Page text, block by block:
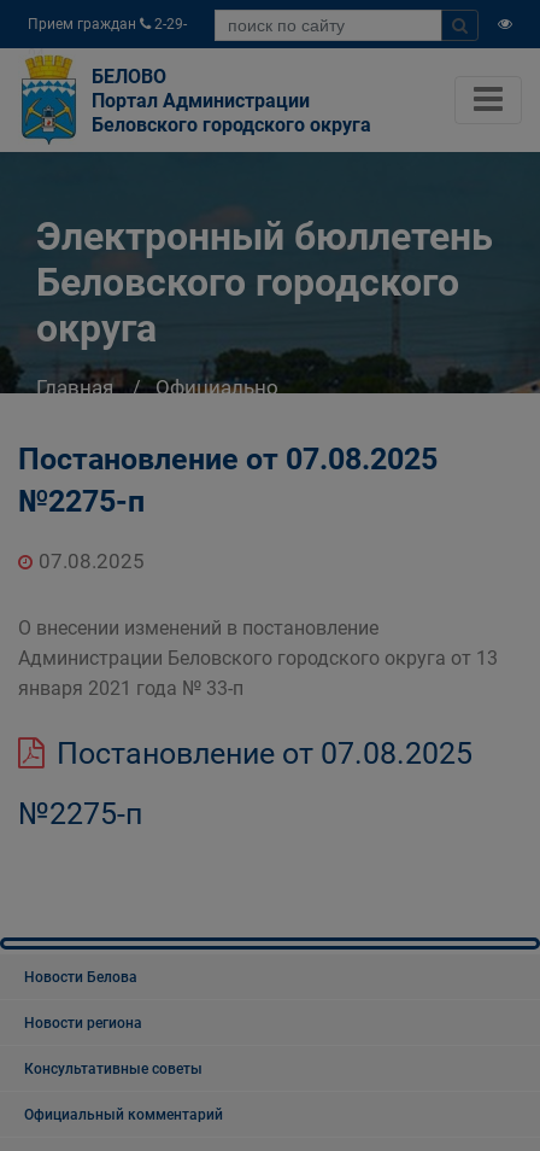
Прием граждан
2-29-
04
БЕЛОВО
Портал Администрации
Беловского городского округа
Электронный бюллетень
Беловского городского
округа
Главная
Официально
Постановление от 07.08.2025
№2275-п
07.08.2025
О внесении изменений в постановление
Администрации Беловского городского округа от 13
января 2021 года № 33-п
Постановление от 07.08.2025
№2275-п
Новости Белова
Новости региона
Консультативные советы
Официальный комментарий